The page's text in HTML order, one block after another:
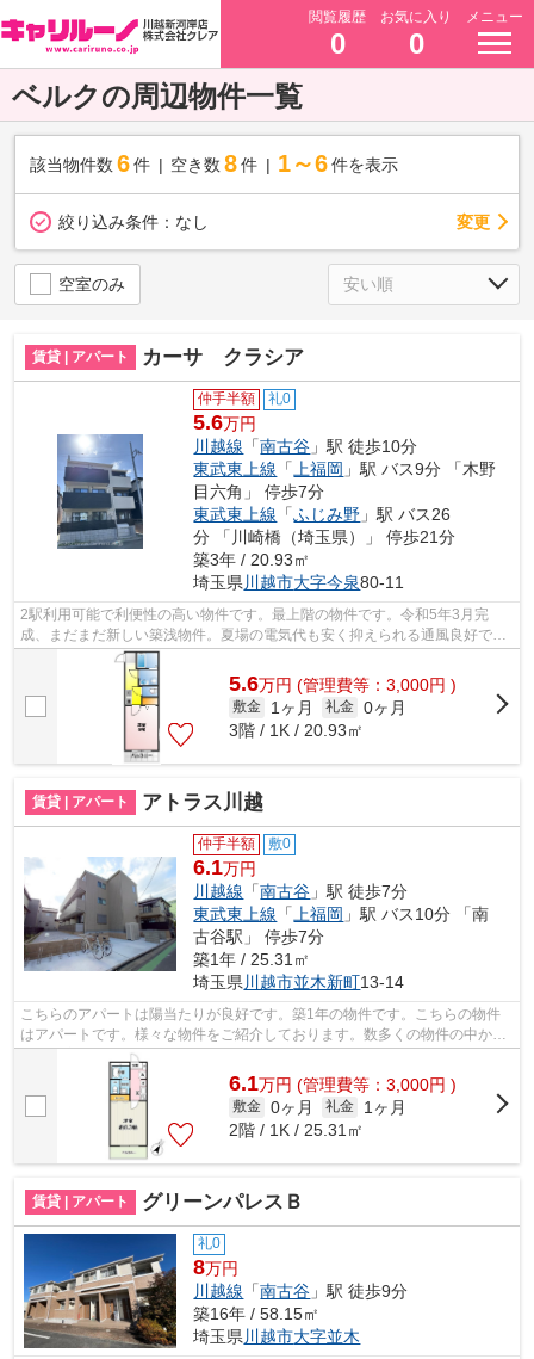
閲覧履歴
0
お気に入り
0
メニュー
ベルクの周辺物件一覧
該当物件数 6件 空き数 8 件 1～6 件を表示
絞り込み条件： なし 変更
空室のみ
賃貸 | アパート カーサ クラシア
仲手半額 礼0
5.6万円
川越線 「南古谷 」駅 徒歩10分
東武東上線 「上福岡 」駅 バス9分 「木野
目六角」 停歩7分
東武東上線 「ふじみ野 」駅 バス26
分 「川崎橋（埼玉県）」 停歩21分
築3年 / 20.93㎡
埼玉県川越市大字今泉80-11
2駅利用可能で利便性の高い物件です。最上階の物件です。令和5年3月完
成、まだまだ新しい築浅物件。夏場の電気代も安く抑えられる通風良好で快
適な物件です。できるだけ早めに不動産情...
5.6万円 (管理費等：3,000円 )
敷金 1ヶ月 礼金 0ヶ月
3階 / 1K / 20.93㎡
賃貸 | アパート アトラス川越
仲手半額 敷0
6.1万円
川越線 「南古谷 」駅 徒歩7分
東武東上線 「 上福岡 」駅 バス10分 「南
古谷駅」 停歩7分
築1年 / 25.31㎡
埼玉県 川越市並木新町13-14
こちらのアパートは陽当たりが良好です。築1年の物件です。こちらの物件
はアパートです。様々な物件をご紹介しております。数多くの物件の中か
ら、お客様がお望みの物件をお選び下さい...
6.1万円 (管理費等：3,000円 )
敷金 0ヶ月 礼金
1ヶ月
2階 / 1K / 25.31㎡
賃貸 | アパート グリーンパレスＢ
礼0
8万円
川越線 「南古谷 」駅 徒歩9分
築16年 / 58.15㎡
埼玉県 川越市大字並木